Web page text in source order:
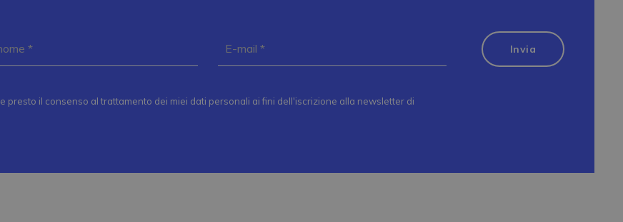
e presto il consenso al trattamento dei miei dati personali ai fini dell'iscrizione alla newsletter di